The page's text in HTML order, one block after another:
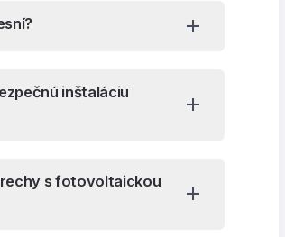
inštaláciu
s fotovoltaickou